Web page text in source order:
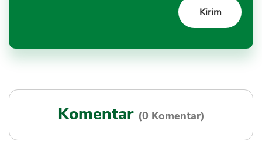
Komentar (0 Komentar)